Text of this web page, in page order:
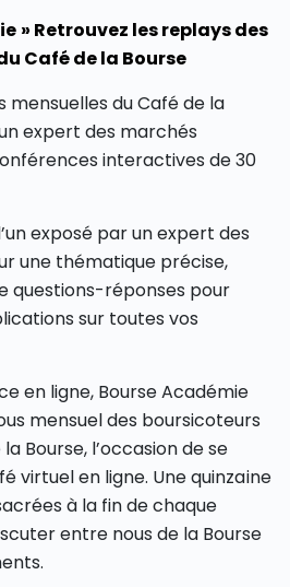
» Retrouvez les replays des
Café de la Bourse
mensuelles du Café de la
expert des marchés
interactives de 30
exposé par un expert des
une thématique précise,
questions-réponses pour
sur toutes vos
en ligne, Bourse Académie
mensuel des boursicoteurs
Bourse, l’occasion de se
virtuel en ligne. Une quinzaine
à la fin de chaque
entre nous de la Bourse